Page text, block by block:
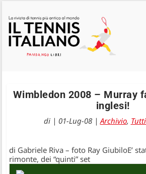
Wimbledon 2008 – Murray
inglesi!
di | 01-Lug-08|Archivio,
di Gabriele Riva – foto Ray GiubiloE’
rimonte, dei “quinti” set